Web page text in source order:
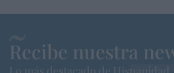
Recibe nuestra